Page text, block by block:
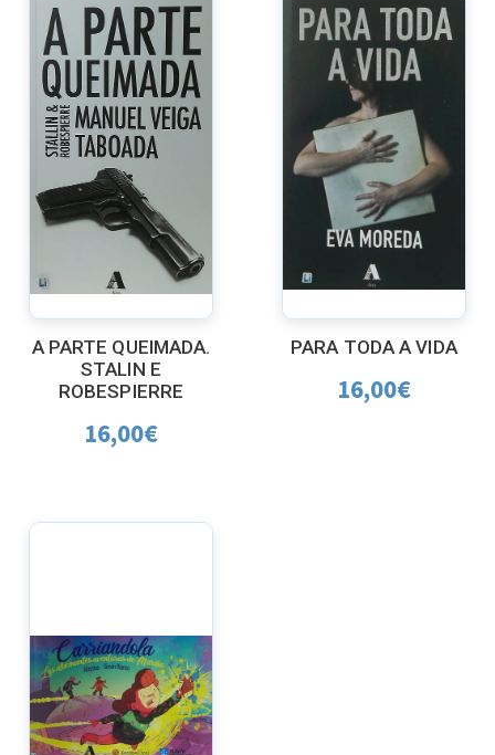
A PARTE QUEIMADA.
STALIN E
ROBESPIERRE
16,00€
PARA TODA A VIDA
16,00€